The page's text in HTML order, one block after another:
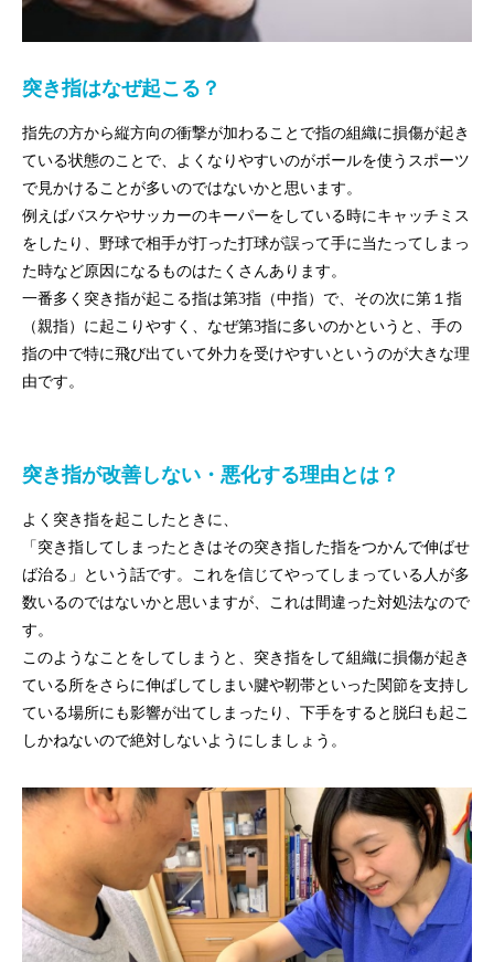
突き指はなぜ起こる？
指先の方から縦方向の衝撃が加わることで指の組織に損傷が起き
ている状態のことで、よくなりやすいのがボールを使うスポーツ
で見かけることが多いのではないかと思います。
例えばバスケやサッカーのキーパーをしている時にキャッチミス
をしたり、野球で相手が打った打球が誤って手に当たってしまっ
た時など原因になるものはたくさんあります。
一番多く突き指が起こる指は第3指（中指）で、その次に第１指
（親指）に起こりやすく、なぜ第3指に多いのかというと、手の
指の中で特に飛び出ていて外力を受けやすいというのが大きな理
由です。
突き指が改善しない・悪化する理由とは？
よく突き指を起こしたときに、
「突き指してしまったときはその突き指した指をつかんで伸ばせ
ば治る」という話です。これを信じてやってしまっている人が多
数いるのではないかと思いますが、これは間違った対処法なので
す。
このようなことをしてしまうと、突き指をして組織に損傷が起き
ている所をさらに伸ばしてしまい腱や靭帯といった関節を支持し
ている場所にも影響が出てしまったり、下手をすると脱臼も起こ
しかねないので絶対しないようにしましょう。